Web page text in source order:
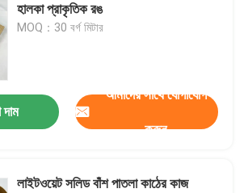
হালকা প্রাকৃতিক রঙ
MOQ：30 বর্গ মিটার
আমাদের সাথে যোগাযোগ
করুন
লাইটওয়েট সলিড বাঁশ পাতলা কাঠের কাজ